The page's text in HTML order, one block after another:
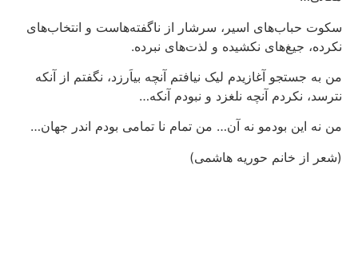
سکوت حباب‌های اسیر، سرشار از ناگفته‌هاست و انتخاب‌های
نکرده، جیغ‌های نکشیده و لذت‌های نبرده.
من به جستجو آغازیدم لیک نیافتم آنچه بیاَرزد، نگفتم از آنکه
نترسد، نکردم آنچه نلغزد و نبودم آنکه…
من نه این بودمو نه آن… من تمام نا تمامی بودم اندر جهان…
(شعر از خانم حوریه هاشمی)